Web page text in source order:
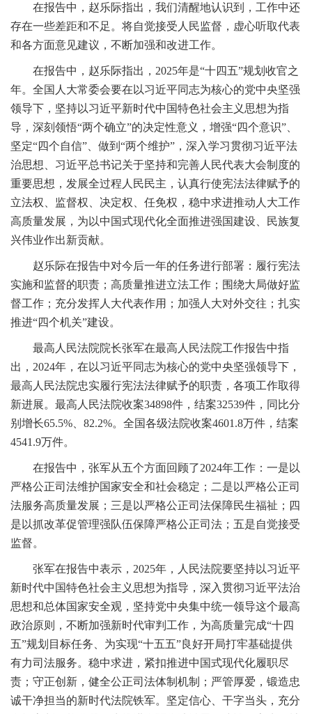
在报告中，赵乐际指出，我们清醒地认识到，工作中还
存在一些差距和不足。将自觉接受人民监督，虚心听取代表
和各方面意见建议，不断加强和改进工作。
在报告中，赵乐际指出，2025年是“十四五”规划收官之
年。全国人大常委会要在以习近平同志为核心的党中央坚强
领导下，坚持以习近平新时代中国特色社会主义思想为指
导，深刻领悟“两个确立”的决定性意义，增强“四个意识”、
坚定“四个自信”、做到“两个维护”，深入学习贯彻习近平法
治思想、习近平总书记关于坚持和完善人民代表大会制度的
重要思想，发展全过程人民民主，认真行使宪法法律赋予的
立法权、监督权、决定权、任免权，稳中求进推动人大工作
高质量发展，为以中国式现代化全面推进强国建设、民族复
兴伟业作出新贡献。
赵乐际在报告中对今后一年的任务进行部署：履行宪法
实施和监督的职责；高质量推进立法工作；围绕大局做好监
督工作；充分发挥人大代表作用；加强人大对外交往；扎实
推进“四个机关”建设。
最高人民法院院长张军在最高人民法院工作报告中指
出，2024年，在以习近平同志为核心的党中央坚强领导下，
最高人民法院忠实履行宪法法律赋予的职责，各项工作取得
新进展。最高人民法院收案34898件，结案32539件，同比分
别增长65.5%、82.2%。全国各级法院收案4601.8万件，结案
4541.9万件。
在报告中，张军从五个方面回顾了2024年工作：一是以
严格公正司法维护国家安全和社会稳定；二是以严格公正司
法服务高质量发展；三是以严格公正司法保障民生福祉；四
是以抓改革促管理强队伍保障严格公正司法；五是自觉接受
监督。
张军在报告中表示，2025年，人民法院要坚持以习近平
新时代中国特色社会主义思想为指导，深入贯彻习近平法治
思想和总体国家安全观，坚持党中央集中统一领导这个最高
政治原则，不断加强新时代审判工作，为高质量完成“十四
五”规划目标任务、为实现“十五五”良好开局打牢基础提供
有力司法服务。稳中求进，紧扣推进中国式现代化履职尽
责；守正创新，健全公正司法体制机制；严管厚爱，锻造忠
诚干净担当的新时代法院铁军。坚定信心、干字当头，充分